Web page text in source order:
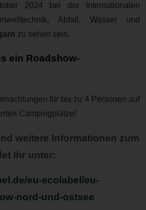
2024 bei der Internationalen
Abfall, Wasser und
zu sehen sein.
ein Roadshow-
für bis zu 4 Personen auf
Campingplätze!
weitere Informationen zum
Ihr unter:
eu-ecolabel/eu-
nord-und-ostsee